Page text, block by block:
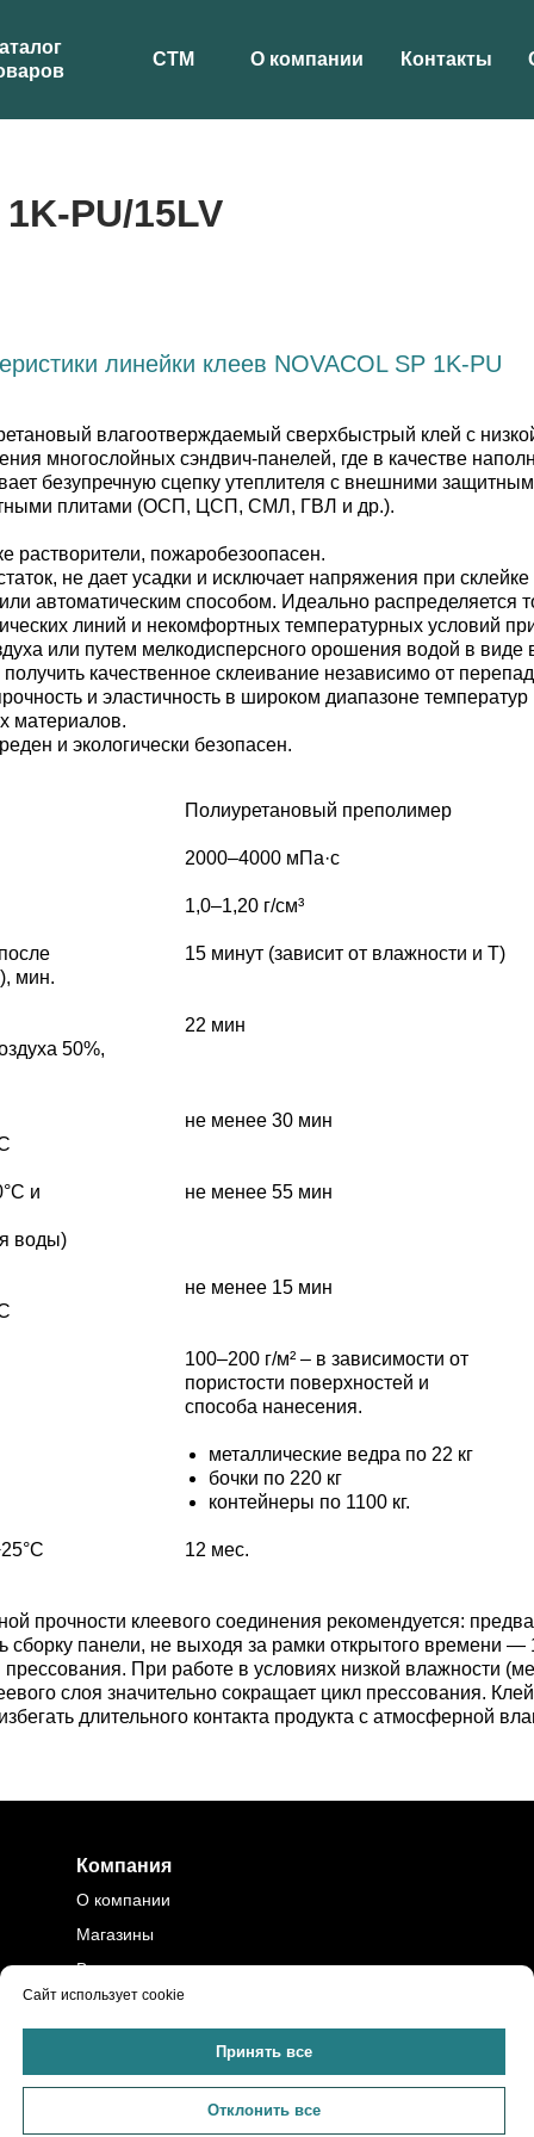
СТМ О компании Контакты
PU/15LV
линейки клеев NOVACOL SP 1K-PU
влагоотверждаемый сверхбыстрый клей с
многослойных сэндвич-панелей, где в качестве
безупречную сцепку утеплителя с внешними
плитами (ОСП, ЦСП, СМЛ, ГВЛ и др.).
растворители, пожаробезоопасен.
не дает усадки и исключает напряжения при склейке
автоматическим способом. Идеально распределяется
линий и некомфортных температурных условий
или путем мелкодисперсного орошения водой в
качественное склеивание независимо от
и эластичность в широком диапазоне
материалов.
и экологически безопасен.
мин.
50%,
и
воды)
Полиуретановый преполимер
2000–4000 мПа·с
1,0–1,20 г/см³
15 минут (зависит от влажности и Т)
22 мин
не менее 30 мин
не менее 55 мин
не менее 15 мин
100–200 г/м² – в зависимости от
пористости поверхностей и
способа нанесения.
металлические ведра по 22 кг
бочки по 220 кг
контейнеры по 1100 кг.
12 мес.
прочности клеевого соединения рекомендуется:
сборку панели, не выходя за рамки открытого времени
При работе в условиях низкой влажности
слоя значительно сокращает цикл прессования.
длительного контакта продукта с атмосферной
Сайт использует cookie
Принять все
Отклонить все
Компания
О компании
Магазины
Вакансии
Контакты
конфиденциальности
Доставка и оплата